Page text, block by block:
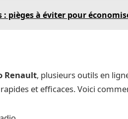
pièges à éviter pour
Renault, plusieurs outils en
et efficaces. Voici